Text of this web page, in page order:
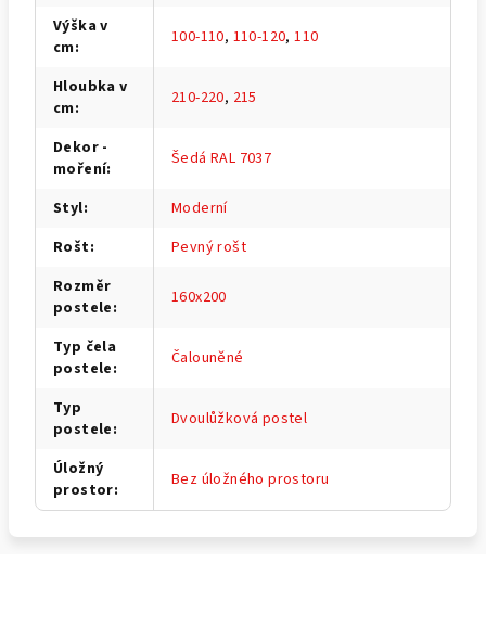
Výška v
cm: 100-110, 110-120,110
Hloubka v
cm: 210-220, 215
Dekor -
moření: Šedá RAL 7037
Styl:
Moderní
Rošt:
Pevný rošt
Rozměr
postele: 160x200
Typ čela
postele: Čalouněné
Typ
postele: Dvoulůžková postel
Úložný
prostor: Bez úložného prostoru